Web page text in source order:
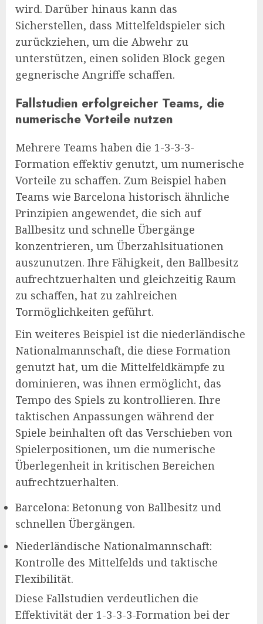
wird. Darüber hinaus kann das
Sicherstellen, dass Mittelfeldspieler sich
zurückziehen, um die Abwehr zu
unterstützen, einen soliden Block gegen
gegnerische Angriffe schaffen.
Fallstudien erfolgreicher Teams, die
numerische Vorteile nutzen
Mehrere Teams haben die 1-3-3-3-
Formation effektiv genutzt, um numerische
Vorteile zu schaffen. Zum Beispiel haben
Teams wie Barcelona historisch ähnliche
Prinzipien angewendet, die sich auf
Ballbesitz und schnelle Übergänge
konzentrieren, um Überzahlsituationen
auszunutzen. Ihre Fähigkeit, den Ballbesitz
aufrechtzuerhalten und gleichzeitig Raum
zu schaffen, hat zu zahlreichen
Tormöglichkeiten geführt.
Ein weiteres Beispiel ist die niederländische
Nationalmannschaft, die diese Formation
genutzt hat, um die Mittelfeldkämpfe zu
dominieren, was ihnen ermöglicht, das
Tempo des Spiels zu kontrollieren. Ihre
taktischen Anpassungen während der
Spiele beinhalten oft das Verschieben von
Spielerpositionen, um die numerische
Überlegenheit in kritischen Bereichen
aufrechtzuerhalten.
Barcelona: Betonung von Ballbesitz und
schnellen Übergängen.
Niederländische Nationalmannschaft:
Kontrolle des Mittelfelds und taktische
Flexibilität.
Diese Fallstudien verdeutlichen die
Effektivität der 1-3-3-3-Formation bei der